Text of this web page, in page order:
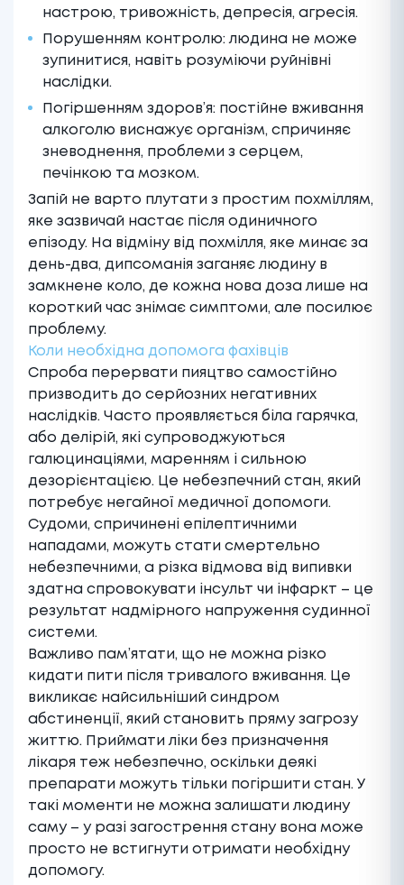
настрою, тривожність, депресія, агресія.
Порушенням контролю: людина не може
зупинитися, навіть розуміючи руйнівні
наслідки.
Погіршенням здоров’я: постійне вживання
алкоголю виснажує організм, спричиняє
зневоднення, проблеми з серцем,
печінкою та мозком.
Запій не варто плутати з простим похміллям,
яке зазвичай настає після одиничного
епізоду. На відміну від похмілля, яке минає за
день-два, дипсоманія заганяє людину в
замкнене коло, де кожна нова доза лише на
короткий час знімає симптоми, але посилює
проблему.
Коли необхідна допомога фахівців
Спроба перервати пияцтво самостійно
призводить до серйозних негативних
наслідків. Часто проявляється біла гарячка,
або делірій, які супроводжуються
галюцинаціями, маренням і сильною
дезорієнтацією. Це небезпечний стан, який
потребує негайної медичної допомоги.
Судоми, спричинені епілептичними
нападами, можуть стати смертельно
небезпечними, а різка відмова від випивки
здатна спровокувати інсульт чи інфаркт – це
результат надмірного напруження судинної
системи.
Важливо пам’ятати, що не можна різко
кидати пити після тривалого вживання. Це
викликає найсильніший синдром
абстиненції, який становить пряму загрозу
життю. Приймати ліки без призначення
лікаря теж небезпечно, оскільки деякі
препарати можуть тільки погіршити стан. У
такі моменти не можна залишати людину
саму – у разі загострення стану вона може
просто не встигнути отримати необхідну
допомогу.